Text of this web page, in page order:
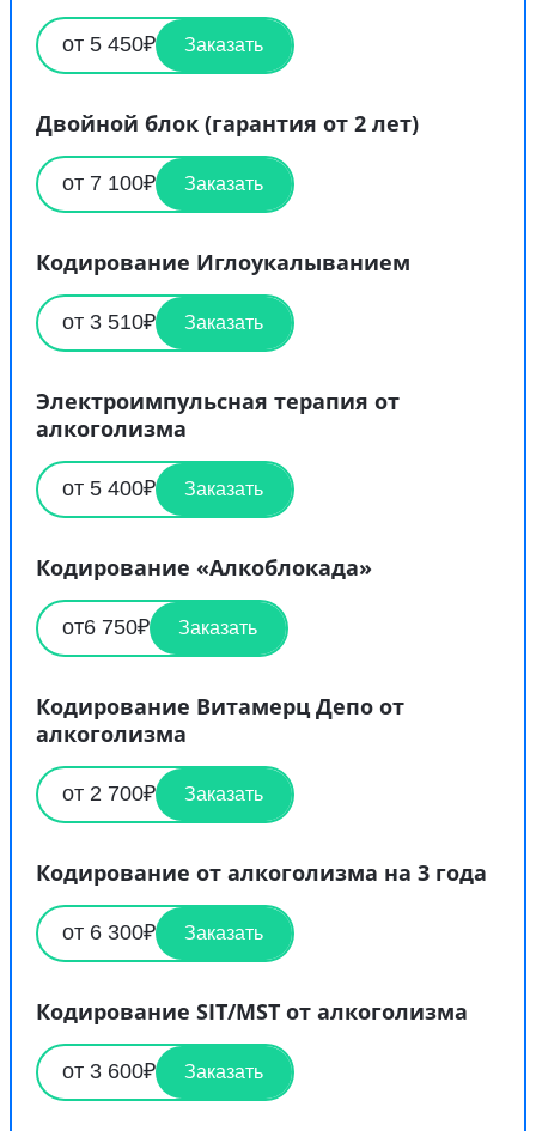
от 5 450₽ Заказать
Двойной блок (гарантия от 2 лет)
от 7 100₽ Заказать
Кодирование Иглоукалыванием
от 3 510₽ Заказать
Электроимпульсная терапия от
алкоголизма
от 5 400₽ Заказать
Кодирование «Алкоблокада»
от6 750₽ Заказать
Кодирование Витамерц Депо от
алкоголизма
от 2 700₽ Заказать
Кодирование от алкоголизма на 3 года
от 6 300₽ Заказать
Кодирование SIT/MST от алкоголизма
от 3 600₽ Заказать